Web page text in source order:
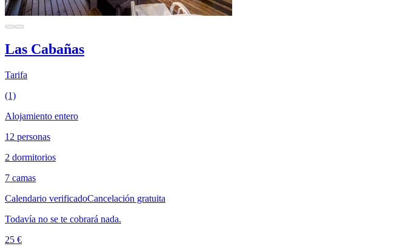
Las Cabañas
Tarifa
(1)
Alojamiento entero
12 personas
2 dormitorios
7 camas
Calendario verificadoCancelación gratuita
Todavía no se te cobrará nada.
25 €